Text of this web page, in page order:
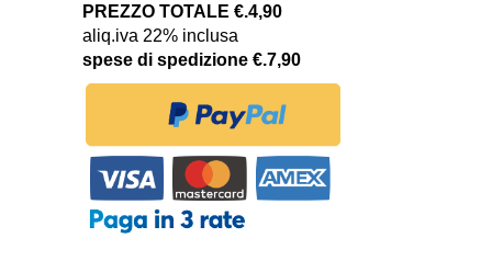
PREZZO TOTALE €.4,90
aliq.iva 22% inclusa
spese di spedizione €.7,90